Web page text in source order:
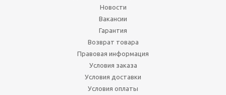
Новости
Вакансии
Гарантия
Возврат товара
Правовая информация
Условия заказа
Условия доставки
Условия оплаты